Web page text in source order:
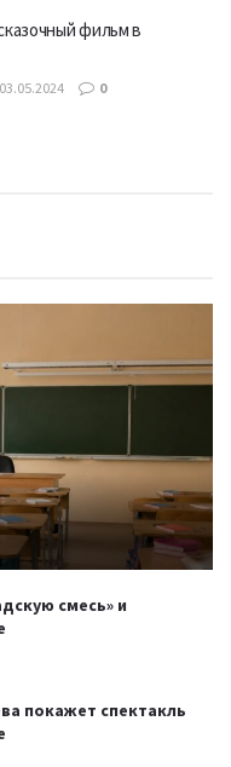
фильм в
03.05.2024 0
смесь» и
покажет спектакль